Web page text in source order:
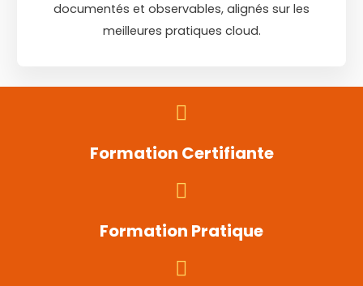
documentés et observables, alignés sur les
meilleures pratiques cloud.
Formation Certifiante
Formation Pratique